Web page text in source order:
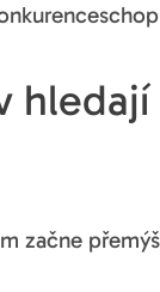
hledají
začne